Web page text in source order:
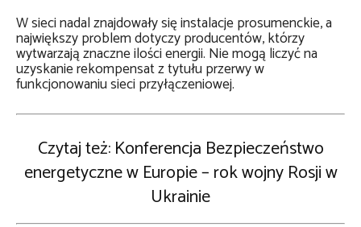
W sieci nadal znajdowały się instalacje prosumenckie, a
największy problem dotyczy producentów, którzy
wytwarzają znaczne ilości energii. Nie mogą liczyć na
uzyskanie rekompensat z tytułu przerwy w
funkcjonowaniu sieci przyłączeniowej.
Czytaj też: Konferencja Bezpieczeństwo
energetyczne w Europie – rok wojny Rosji w
Ukrainie